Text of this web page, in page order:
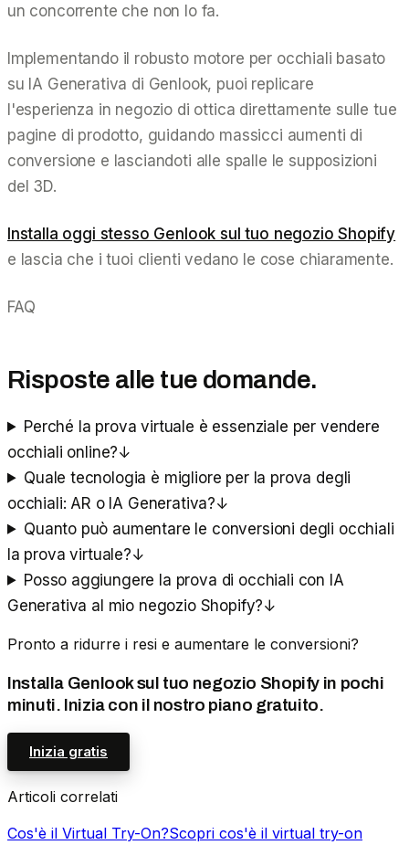
un concorrente che non lo fa.
Implementando il robusto motore per occhiali basato
su IA Generativa di Genlook, puoi replicare
l'esperienza in negozio di ottica direttamente sulle tue
pagine di prodotto, guidando massicci aumenti di
conversione e lasciandoti alle spalle le supposizioni
del 3D.
Installa oggi stesso Genlook sul tuo negozio Shopify
e lascia che i tuoi clienti vedano le cose chiaramente.
FAQ
Risposte alle tue domande.
Perché la prova virtuale è essenziale per vendere
occhiali online?↓
Quale tecnologia è migliore per la prova degli
occhiali: AR o IA Generativa?↓
Quanto può aumentare le conversioni degli occhiali
la prova virtuale?↓
Posso aggiungere la prova di occhiali con IA
Generativa al mio negozio Shopify?↓
Pronto a ridurre i resi e aumentare le conversioni?
Installa Genlook sul tuo negozio Shopify in pochi
minuti. Inizia con il nostro piano gratuito.
Inizia gratis
Articoli correlati
Cos'è il Virtual Try-On?Scopri cos'è il virtual try-on